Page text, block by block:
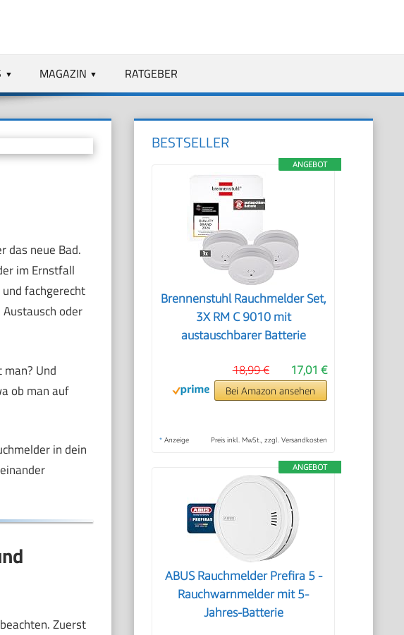
MAGAZIN RATGEBER
das neue Bad.
im Ernstfall
fachgerecht
oder
Und
ob man auf
in dein
Zuerst
BESTSELLER
ANGEBOT
Brennenstuhl Rauchmelder Set,
3X RM C 9010 mit
austauschbarer Batterie
17,01 €
18,99 €
Bei Amazon ansehen
* Anzeige Preis inkl. MwSt., zzgl. Versandkosten
ANGEBOT
ABUS Rauchmelder Prefira 5 -
Rauchwarnmelder mit 5-
Jahres-Batterie